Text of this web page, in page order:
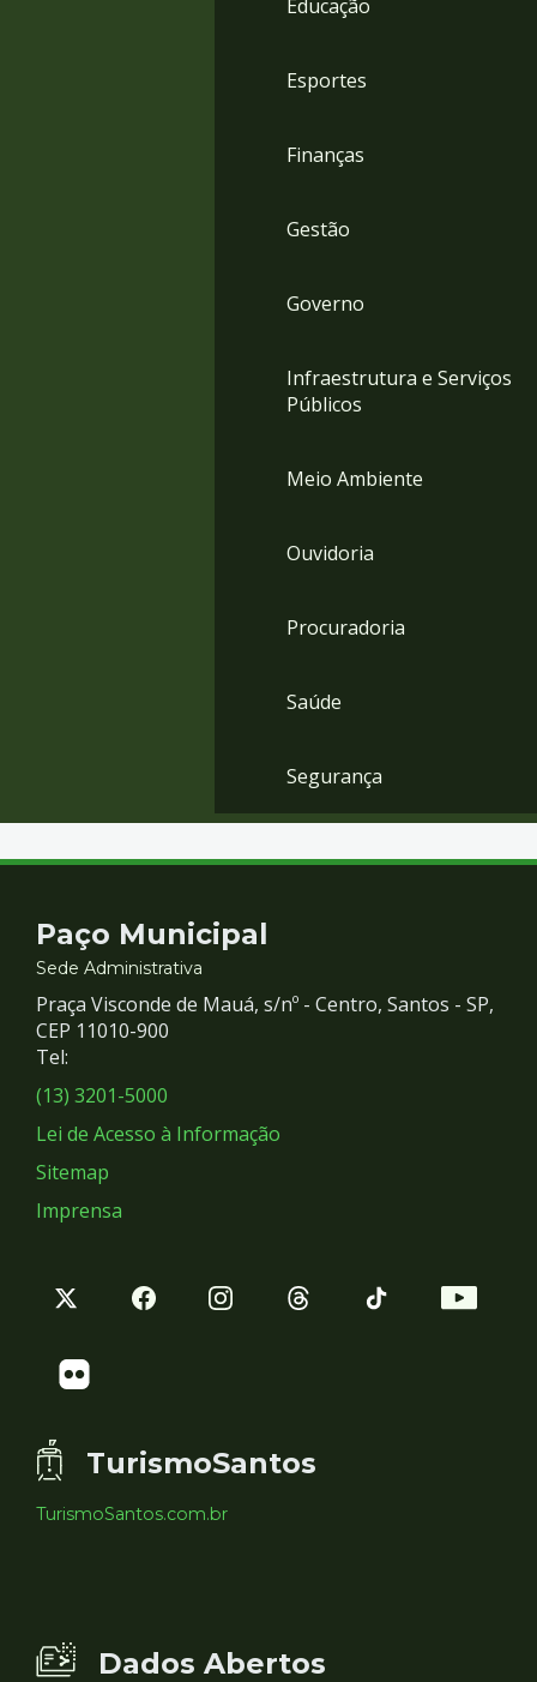
Educação
Esportes
Finanças
Gestão
Governo
Infraestrutura e Serviços
Públicos
Meio Ambiente
Ouvidoria
Procuradoria
Saúde
Segurança
Contato
e
Redes
Sociais
Paço Municipal
Sede Administrativa
Praça Visconde de Mauá, s/nº - Centro, Santos - SP,
CEP 11010-900
Tel:
(13) 3201-5000
Lei de Acesso à Informação
Sitemap
Imprensa
TurismoSantos
TurismoSantos.com.br
Dados Abertos